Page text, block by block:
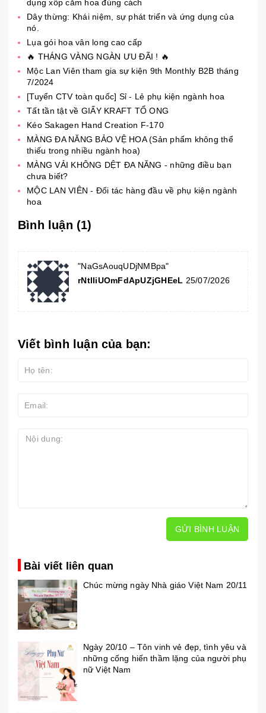
dụng xốp cắm hoa đúng cách
Dây thừng: Khái niệm, sự phát triển và ứng dụng của
nó.
Lụa gói hoa vân long cao cấp
🔥 THÁNG VÀNG NGÀN ƯU ĐÃI ! 🔥
Mộc Lan Viên tham gia sự kiện 9th Monthly B2B tháng
7/2024
[Tuyển CTV toàn quốc] Sỉ - Lẻ phụ kiện ngành hoa
Tất tần tật về GIẤY KRAFT TỔ ONG
Kéo Sakagen Hand Creation F-170
MÀNG ĐA NĂNG BẢO VỆ HOA (Sản phẩm không thể
thiếu trong nhiều ngành hoa)
MÀNG VẢI KHÔNG DỆT ĐA NĂNG - những điều bạn
chưa biết?
MỘC LAN VIÊN - Đối tác hàng đầu về phụ kiện ngành
hoa
Bình luận (1)
"NaGsAouqUDjNMBpa"
rNtlliUOmFdApUZjGHEeL 25/07/2026
Viết bình luận của bạn:
GỬI BÌNH LUẬN
Bài viết liên quan
Chúc mừng ngày Nhà giáo Việt Nam 20/11
Ngày 20/10 – Tôn vinh vẻ đẹp, tình yêu và
những cống hiến thầm lặng của người phụ
nữ Việt Nam